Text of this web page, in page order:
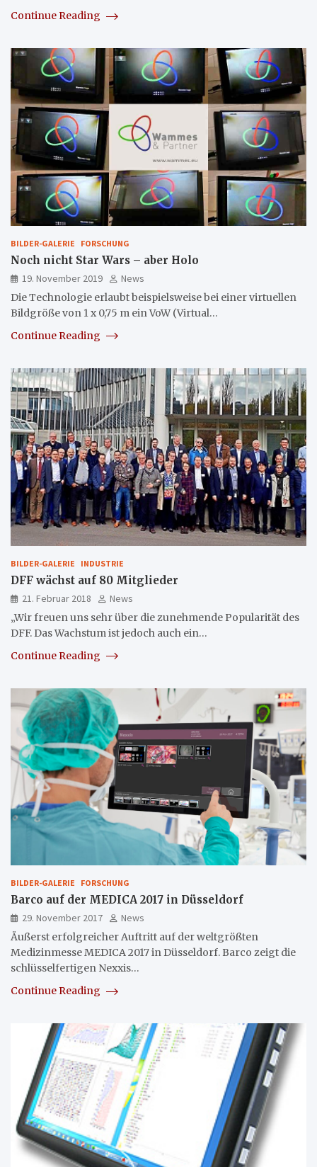
Continue Reading
BILDER-GALERIE FORSCHUNG
Noch nicht Star Wars – aber Holo
19. November 2019
News
Die Technologie erlaubt beispielsweise bei einer virtuellen
Bildgröße von 1 x 0,75 m ein VoW (Virtual…
Continue Reading
BILDER-GALERIE INDUSTRIE
DFF wächst auf 80 Mitglieder
21. Februar 2018
News
„Wir freuen uns sehr über die zunehmende Popularität des
DFF. Das Wachstum ist jedoch auch ein…
Continue Reading
BILDER-GALERIE FORSCHUNG
Barco auf der MEDICA 2017 in Düsseldorf
29. November 2017
News
Äußerst erfolgreicher Auftritt auf der weltgrößten
Medizinmesse MEDICA 2017 in Düsseldorf. Barco zeigt die
schlüsselfertigen Nexxis…
Continue Reading